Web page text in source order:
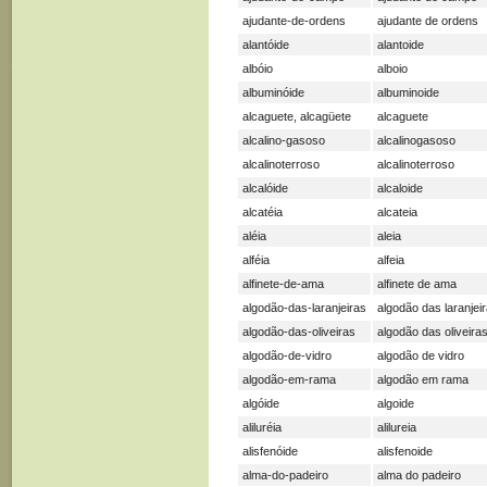
ajudante-de-ordens
ajudante de ordens
alantóide
alantoide
albóio
alboio
albuminóide
albuminoide
alcaguete, alcagüete
alcaguete
alcalino-gasoso
alcalinogasoso
alcalinoterroso
alcalinoterroso
alcalóide
alcaloide
alcatéia
alcateia
aléia
aleia
alféia
alfeia
alfinete-de-ama
alfinete de ama
algodão-das-laranjeiras
algodão das
algodão-das-oliveiras
algodão das oliveiras
algodão-de-vidro
algodão de vidro
algodão-em-rama
algodão em rama
algóide
algoide
aliluréia
alilureia
alisfenóide
alisfenoide
alma-do-padeiro
alma do padeiro